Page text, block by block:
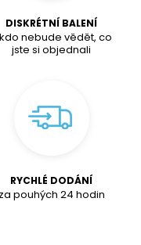
DISKRÉTNÍ BALENÍ
nebude vědět, co
jste si objednali
RYCHLÉ DODÁNÍ
za pouhých 24 hodin